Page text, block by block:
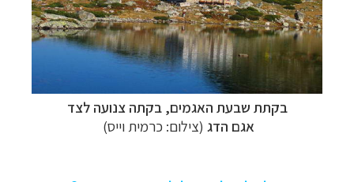
בקתת שבעת האגמים, בקתה צנועה לצד
אגם הדג (צילום: כרמית וייס)